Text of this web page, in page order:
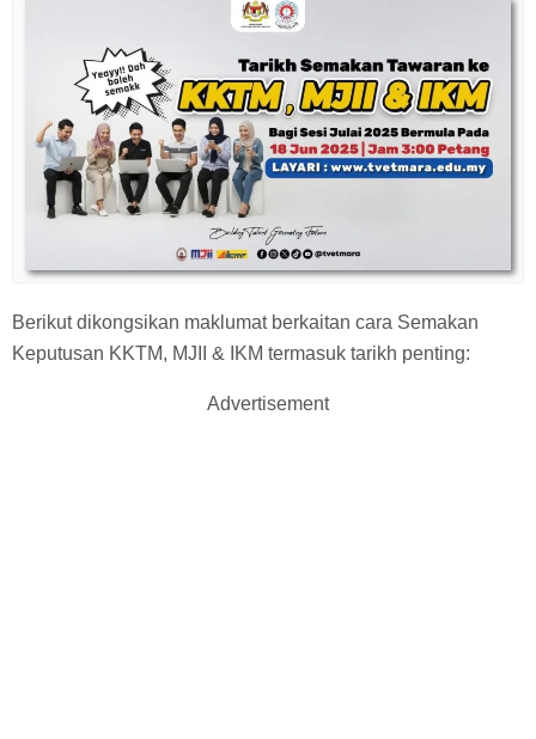
Berikut dikongsikan maklumat berkaitan cara Semakan
Keputusan KKTM, MJII & IKM termasuk tarikh penting:
Advertisement